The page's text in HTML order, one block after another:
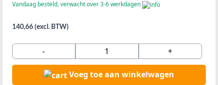
Vandaag besteld, verwacht over 3-6 werkdagen
140,66 (excl. BTW)
- +
Voeg toe aan winkelwagen